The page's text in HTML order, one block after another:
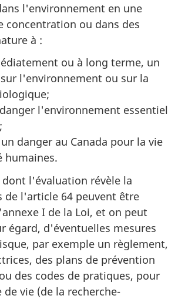
l'environnement en une
concentration ou dans des
à :
ou à long terme, un
l'environnement ou sur la
l'environnement essentiel
danger au Canada pour la vie
humaines.
dont l'évaluation révèle la
de l'article 64 peuvent être
I de la Loi, et on peut
égard, d'éventuelles mesures
par exemple un règlement,
des plans de prévention
des codes de pratiques, pour
de vie (de la recherche-